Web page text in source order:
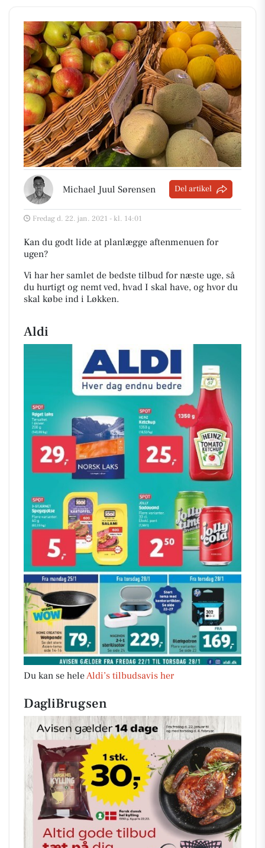
Michael Juul Sørensen Del artikel
Fredag d. 22. jan. 2021 - kl. 14:01
Kan du godt lide at planlægge aftenmenuen for
ugen?
Vi har her samlet de bedste tilbud for næste uge, så
du hurtigt og nemt ved, hvad I skal have, og hvor du
skal købe ind i Løkken.
Aldi
Du kan se heleAldi’s tilbudsavis her
DagliBrugsen